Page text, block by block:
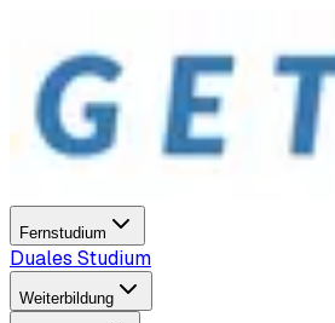
Fernstudium
Duales Studium
Weiterbildung